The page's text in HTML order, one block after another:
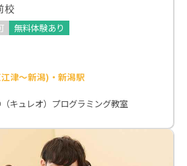
校
無料体験あり
津～新潟)・新潟駅
キュレオ）プログラミング教室